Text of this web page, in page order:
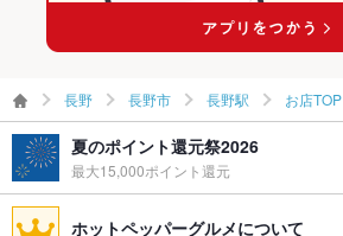
長野駅の海鮮ランキング
長野 長野市 長野駅 お店TOP
夏のポイント還元祭2026
最大15,000ポイント還元
ホットペッパーグルメについて